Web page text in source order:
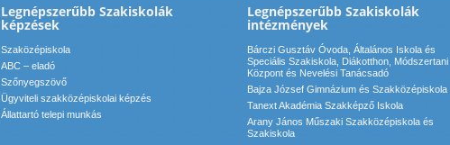
Legnépszerűbb Szakiskolák
képzések
Szaközépiskola
ABC – eladó
Szőnyegszövő
Ügyviteli szakközépiskolai képzés
Állattartó telepi munkás
Legnépszerűbb Szakiskolák
intézmények
Bárczi Gusztáv Óvoda, Általános Iskola és
Speciális Szakiskola, Diákotthon, Módszertani
Központ és Nevelési Tanácsadó
Bajza József Gimnázium és Szakközépiskola
Tanext Akadémia Szakképző Iskola
Arany János Műszaki Szakközépiskola és
Szakiskola